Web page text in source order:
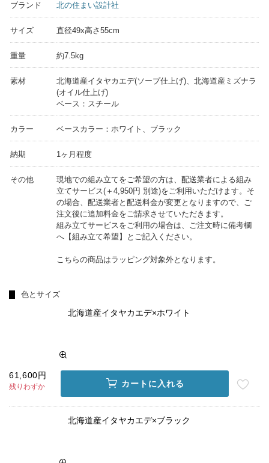
ブランド 北の住まい設計社
サイズ 直径49x高さ55cm
重量 約7.5kg
素材
北海道産イタヤカエデ(ソープ仕上げ)、北海道産ミズナラ
(オイル仕上げ)
ベース：スチール
カラー ベースカラー：ホワイト、ブラック
納期 1ヶ月程度
その他
現地での組み立てをご希望の方は、配送業者による組み
立てサービス(＋4,950円 別途)をご利用いただけます。そ
の場合、配送業者と配送料金が変更となりますので、ご
注文後に追加料金をご請求させていただきます。
組み立てサービスをご利用の場合は、ご注文時に備考欄
へ【組み立て希望】とご記入ください。
こちらの商品はラッピング対象外となります。
色とサイズ
北海道産イタヤカエデ×ホワイト
61,600円
残りわずか カートに入れる
北海道産イタヤカエデ×ブラック